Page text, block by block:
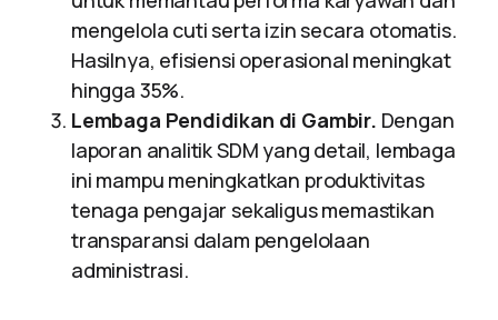
mengelola cuti serta izin secara otomatis.
Hasilnya, efisiensi operasional meningkat
hingga 35%.
Lembaga Pendidikan di Gambir. Dengan
laporan analitik SDM yang detail, lembaga
ini mampu meningkatkan produktivitas
tenaga pengajar sekaligus memastikan
transparansi dalam pengelolaan
administrasi.